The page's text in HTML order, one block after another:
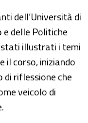
dell’Università di
delle Politiche
stati illustrati i temi
corso, iniziando
di riflessione che
veicolo di